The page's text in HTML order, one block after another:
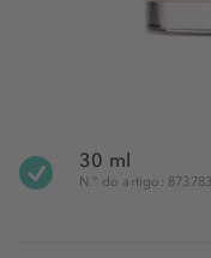
30 ml
N.° do artigo: 873783